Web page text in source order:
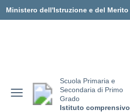
Ministero dell'Istruzione e del Merito
Scuola Primaria e
Secondaria di Primo
Grado
Istituto comprensivo